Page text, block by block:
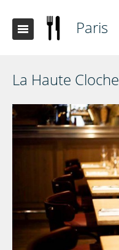
Paris
La Haute Cloche